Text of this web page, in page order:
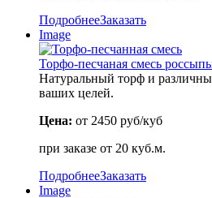
ПодробнееЗаказать
Image
Торфо-песчаная смесь
Натуральный торф и
ваших целей.
Цена: от 2450 руб/куб
при заказе от 20 куб.м.
ПодробнееЗаказать
Image